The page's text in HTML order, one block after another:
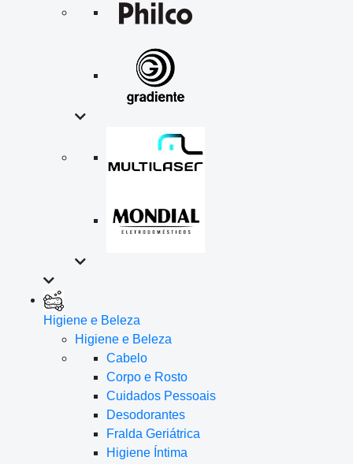
Higiene e Beleza
Higiene e Beleza
Cabelo
Corpo e Rosto
Cuidados Pessoais
Desodorantes
Fralda Geriátrica
Higiene Íntima